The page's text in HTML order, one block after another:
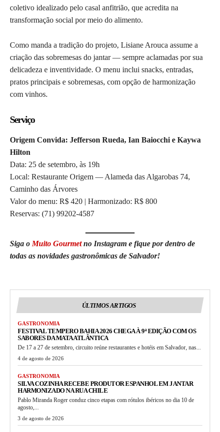
coletivo idealizado pelo casal anfitrião, que acredita na
transformação social por meio do alimento.
Como manda a tradição do projeto, Lisiane Arouca assume a
criação das sobremesas do jantar — sempre aclamadas por sua
delicadeza e inventividade. O menu inclui snacks, entradas,
pratos principais e sobremesas, com opção de harmonização
com vinhos.
Serviço
Origem Convida: Jefferson Rueda, Ian Baiocchi e Kaywa
Hilton
Data: 25 de setembro, às 19h
Local: Restaurante Origem — Alameda das Algarobas 74,
Caminho das Árvores
Valor do menu: R$ 420 | Harmonizado: R$ 800
Reservas: (71) 99202-4587
Siga o Muito Gourmetno Instagram e fique por dentro de
todas as novidades gastronômicas de Salvador!
ÚLTIMOS ARTIGOS
GASTRONOMIA
FESTIVAL TEMPERO BAHIA 2026 CHEGA À 9ª EDIÇÃO COM OS
SABORES DA MATA ATLÂNTICA
De 17 a 27 de setembro, circuito reúne restaurantes e hotéis em Salvador, nas...
4 de agosto de 2026
GASTRONOMIA
SILVA COZINHA RECEBE PRODUTOR ESPANHOL EM JANTAR
HARMONIZADO NA RUA CHILE
Pablo Miranda Roger conduz cinco etapas com rótulos ibéricos no dia 10 de
agosto,...
3 de agosto de 2026